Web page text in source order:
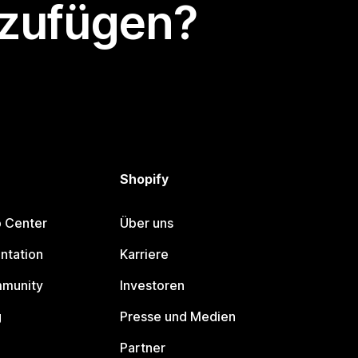
Center
Shopify
Über uns
Karriere
Investoren
Presse und Medien
Partner